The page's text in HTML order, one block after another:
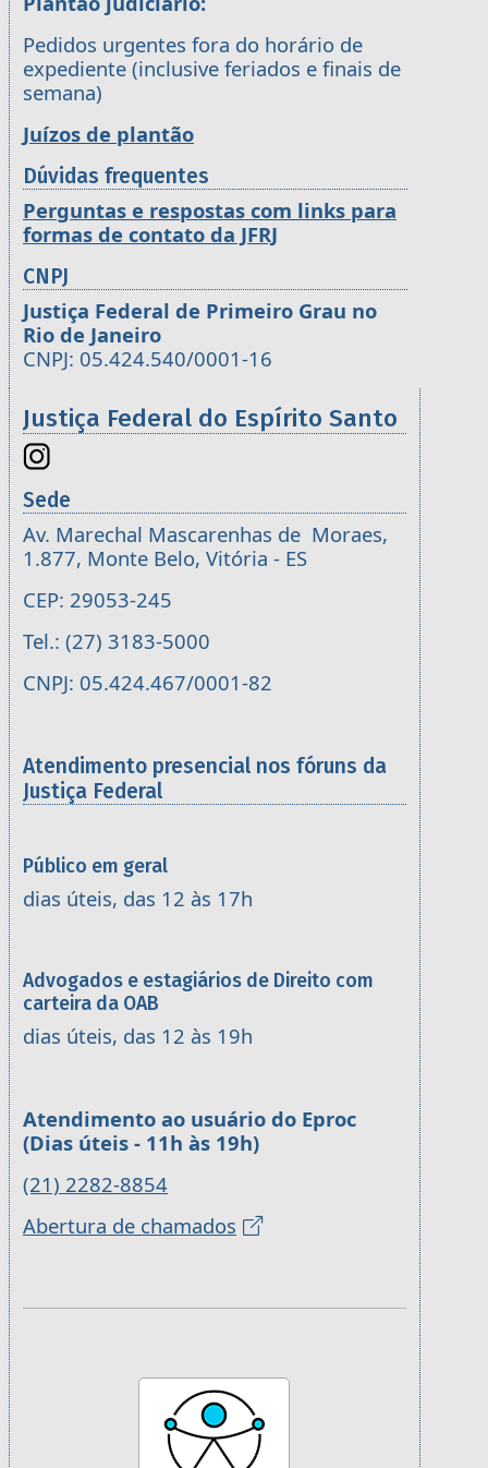
Pedidos urgentes fora do horário de
expediente (inclusive feriados e finais de
semana)
Juízos de plantão
Dúvidas frequentes
Perguntas e respostas com links para
formas de contato da JFRJ
CNPJ
Justiça Federal de Primeiro Grau no
Rio de Janeiro
CNPJ: 05.424.540/0001-16
Justiça Federal do Espírito Santo
Sede
Av. Marechal Mascarenhas de Moraes,
1.877, Monte Belo, Vitória - ES
CEP: 29053-245
Tel.: (27) 3183-5000
CNPJ: 05.424.467/0001-82
Atendimento presencial nos fóruns da
Justiça Federal
Público em geral
dias úteis, das 12 às 17h
Advogados e estagiários de Direito com
carteira da OAB
dias úteis, das 12 às 19h
Atendimento ao usuário do Eproc
(Dias úteis - 11h às 19h)
(21) 2282-8854
Abertura de chamados